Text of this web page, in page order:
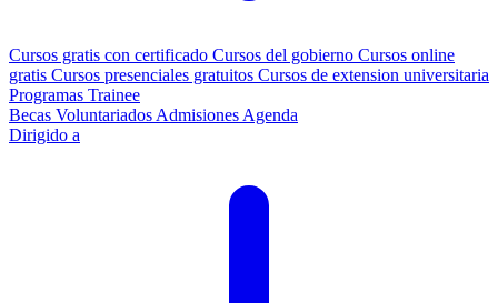
Cursos gratis con certificado Cursos del gobierno Cursos online
gratis Cursos presenciales gratuitos Cursos de extension universitaria
Programas Trainee
Becas Voluntariados Admisiones Agenda
Dirigido a